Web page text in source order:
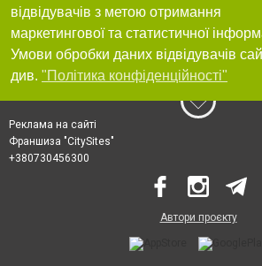
відвідувачів з метою отримання
маркетингової та статистичної
Умови обробки даних відвідувачів
див. "Політика конфіденційності"
Реклама на сайті
Франшиза "CitySites"
+380730456300
Автори проєкту